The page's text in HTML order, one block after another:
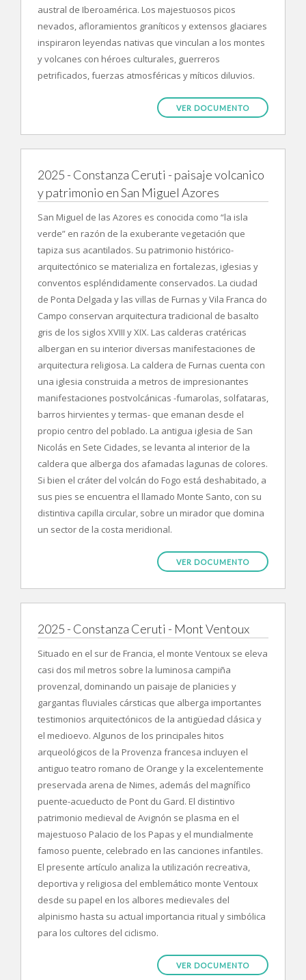
austral de Iberoamérica. Los majestuosos picos
nevados, afloramientos graníticos y extensos glaciares
inspiraron leyendas nativas que vinculan a los montes
y volcanes con héroes culturales, guerreros
petrificados, fuerzas atmosféricas y míticos diluvios.
VER DOCUMENTO
2025 - Constanza Ceruti - paisaje volcanico
y patrimonio en San Miguel Azores
San Miguel de las Azores es conocida como “la isla
verde” en razón de la exuberante vegetación que
tapiza sus acantilados. Su patrimonio histórico-
arquitectónico se materializa en fortalezas, iglesias y
conventos espléndidamente conservados. La ciudad
de Ponta Delgada y las villas de Furnas y Vila Franca do
Campo conservan arquitectura tradicional de basalto
gris de los siglos XVIII y XIX. Las calderas cratéricas
albergan en su interior diversas manifestaciones de
arquitectura religiosa. La caldera de Furnas cuenta con
una iglesia construida a metros de impresionantes
manifestaciones postvolcánicas -fumarolas, solfataras,
barros hirvientes y termas- que emanan desde el
propio centro del poblado. La antigua iglesia de San
Nicolás en Sete Cidades, se levanta al interior de la
caldera que alberga dos afamadas lagunas de colores.
Si bien el cráter del volcán do Fogo está deshabitado, a
sus pies se encuentra el llamado Monte Santo, con su
distintiva capilla circular, sobre un mirador que domina
un sector de la costa meridional.
VER DOCUMENTO
2025 - Constanza Ceruti - Mont Ventoux
Situado en el sur de Francia, el monte Ventoux se eleva
casi dos mil metros sobre la luminosa campiña
provenzal, dominando un paisaje de planicies y
gargantas fluviales cársticas que alberga importantes
testimonios arquitectónicos de la antigüedad clásica y
el medioevo. Algunos de los principales hitos
arqueológicos de la Provenza francesa incluyen el
antiguo teatro romano de Orange y la excelentemente
preservada arena de Nimes, además del magnífico
puente-acueducto de Pont du Gard. El distintivo
patrimonio medieval de Avignón se plasma en el
majestuoso Palacio de los Papas y el mundialmente
famoso puente, celebrado en las canciones infantiles.
El presente artículo analiza la utilización recreativa,
deportiva y religiosa del emblemático monte Ventoux
desde su papel en los albores medievales del
alpinismo hasta su actual importancia ritual y simbólica
para los cultores del ciclismo.
VER DOCUMENTO